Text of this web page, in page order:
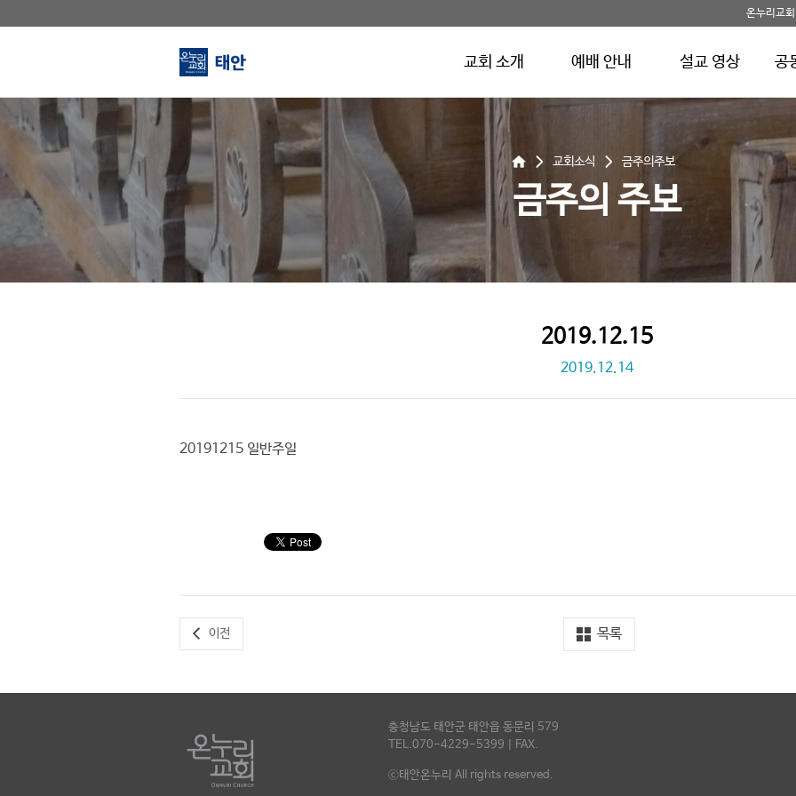
교회 소개 예배 안내 설교 영상 공
교회소식 금주의주보
금주의 주보
2019.12.15
2019.12.14
20191215 일반주일
목록
이전
충청남도 태안군 태안읍 동문리 579
TEL.070-4229-5399 | FAX.
ⓒ태안온누리 All rights reserved.
온누리교회